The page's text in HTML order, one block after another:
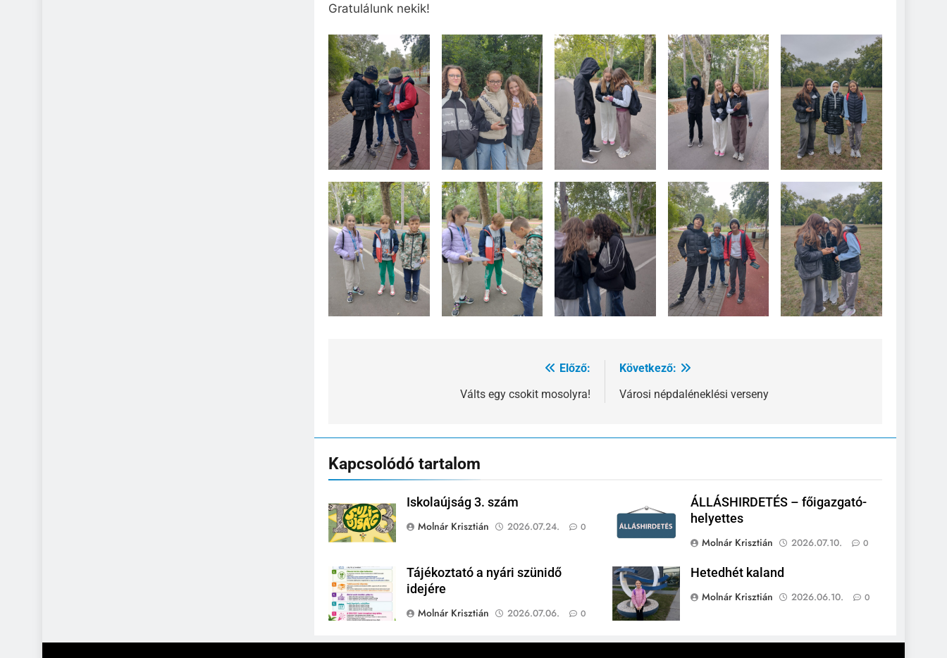
Gratulálunk nekik!
Előző:
Válts egy csokit mosolyra!
Következő:
Városi népdaléneklési verseny
Kapcsolódó tartalom
Iskolaújság 3. szám
Molnár Krisztián
2026.07.24. 0
ÁLLÁSHIRDETÉS – főigazgató-
helyettes
Molnár Krisztián
2026.07.10. 0
Tájékoztató a nyári szünidő
idejére
Molnár Krisztián
2026.07.06. 0
Hetedhét kaland
Molnár Krisztián
2026.06.10. 0